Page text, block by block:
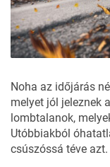
Noha az időjárás
melyet jól jeleznek
lombtalanok,
Utóbbiakból
csúszóssá téve azt.